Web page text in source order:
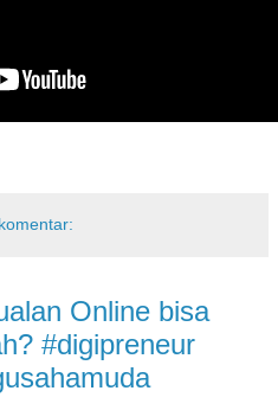
Online bisa
#digipreneur